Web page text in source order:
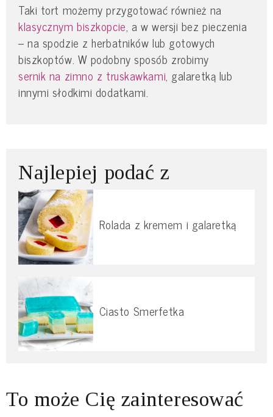
Taki tort możemy przygotować również na
klasycznym biszkopcie, a w wersji bez pieczenia
– na spodzie z herbatników lub gotowych
biszkoptów. W podobny sposób zrobimy
sernik na zimno z truskawkami, galaretką lub
innymi słodkimi dodatkami.
Najlepiej podać z
Rolada z kremem i galaretką
Ciasto Smerfetka
To może Cię zainteresować